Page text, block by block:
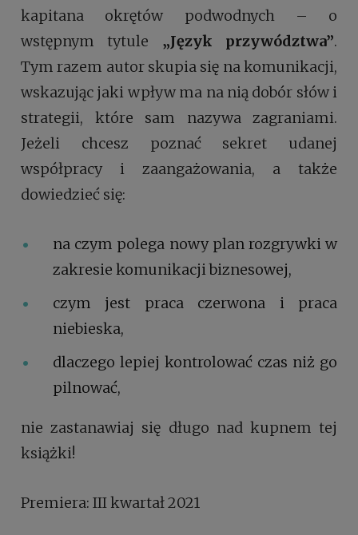
kapitana okrętów podwodnych – o
wstępnym tytule „Język przywództwa”.
Tym razem autor skupia się na komunikacji,
wskazując jaki wpływ ma na nią dobór słów i
strategii, które sam nazywa zagraniami.
Jeżeli chcesz poznać sekret udanej
współpracy i zaangażowania, a także
dowiedzieć się:
na czym polega nowy plan rozgrywki w
zakresie komunikacji biznesowej,
czym jest praca czerwona i praca
niebieska,
dlaczego lepiej kontrolować czas niż go
pilnować,
nie zastanawiaj się długo nad kupnem tej
książki!
Premiera: III kwartał 2021